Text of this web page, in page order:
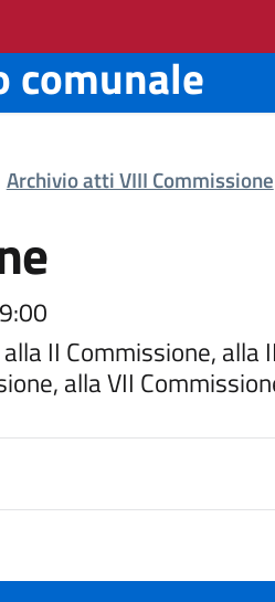
comunale
Archivio atti VIII Commissione
II Commissione,
alla VII